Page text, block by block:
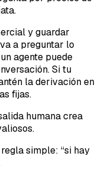
y guardar
a preguntar lo
agente puede
Si tu
la derivación en
fijas.
humana crea
simple: “si hay